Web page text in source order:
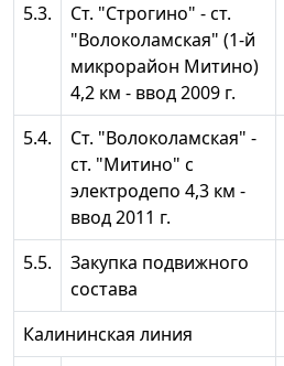
5.3.
Ст. "Строгино" - ст.
"Волоколамская" (1-й
микрорайон Митино)
4,2 км - ввод 2009 г.
5.4.
Ст. "Волоколамская" -
ст. "Митино" с
электродепо 4,3 км -
ввод 2011 г.
5.5.
Закупка подвижного
состава
Калининская линия